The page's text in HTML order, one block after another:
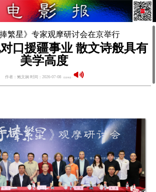
繁星》专家观摩研讨会在京举行
口援疆事业 散文诗般具有
美学高度
作者：鲍文娴 时间：2026-07-08